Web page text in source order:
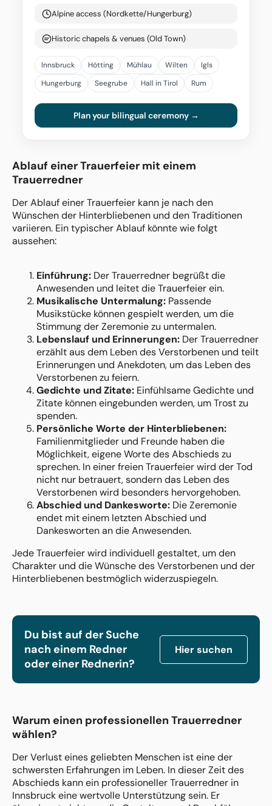
Alpine access (Nordkette/Hungerburg)
Historic chapels & venues (Old Town)
Innsbruck Hötting Mühlau Wilten
Igls
Hungerburg
Seegrube Hall in Tirol Rum
Plan your bilingual ceremony →
Ablauf einer Trauerfeier mit einem
Trauerredner
Der Ablauf einer Trauerfeier kann je nach den
Wünschen der Hinterbliebenen und den Traditionen
variieren. Ein typischer Ablauf könnte wie folgt
aussehen:
Einführung: Der Trauerredner begrüßt die
Anwesenden und leitet die Trauerfeier ein.
Musikalische Untermalung: Passende
Musikstücke können gespielt werden, um die
Stimmung der Zeremonie zu untermalen.
Lebenslauf und Erinnerungen: Der Trauerredner
erzählt aus dem Leben des Verstorbenen und teilt
Erinnerungen und Anekdoten, um das Leben des
Verstorbenen zu feiern.
Gedichte und Zitate: Einfühlsame Gedichte und
Zitate können eingebunden werden, um Trost zu
spenden.
Persönliche Worte der Hinterbliebenen:
Familienmitglieder und Freunde haben die
Möglichkeit, eigene Worte des Abschieds zu
sprechen. In einer freien Trauerfeier wird der Tod
nicht nur betrauert, sondern das Leben des
Verstorbenen wird besonders hervorgehoben.
Abschied und Dankesworte: Die Zeremonie
endet mit einem letzten Abschied und
Dankesworten an die Anwesenden.
Jede Trauerfeier wird individuell gestaltet, um den
Charakter und die Wünsche des Verstorbenen und der
Hinterbliebenen bestmöglich widerzuspiegeln.
Du bist auf der Suche
nach einem Redner
oder einer Rednerin?
Hier suchen
Warum einen professionellen Trauerredner
wählen?
Der Verlust eines geliebten Menschen ist eine der
schwersten Erfahrungen im Leben. In dieser Zeit des
Abschieds kann ein professioneller Trauerredner in
Innsbruck eine wertvolle Unterstützung sein. Er